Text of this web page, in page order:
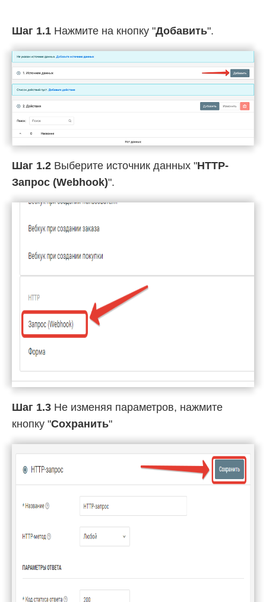
Шаг 1.1 Нажмите на кнопку "Добавить".
Шаг 1.2 Выберите источник данных "HTTP-
Запрос (Webhook)".
Шаг 1.3 Не изменяя параметров, нажмите
кнопку "Сохранить"